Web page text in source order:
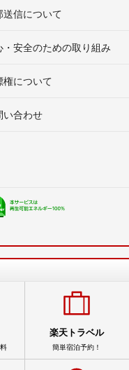
送信について
・安全のための取り組み
権について
い合わせ
楽天トラベル
簡単宿泊予約！